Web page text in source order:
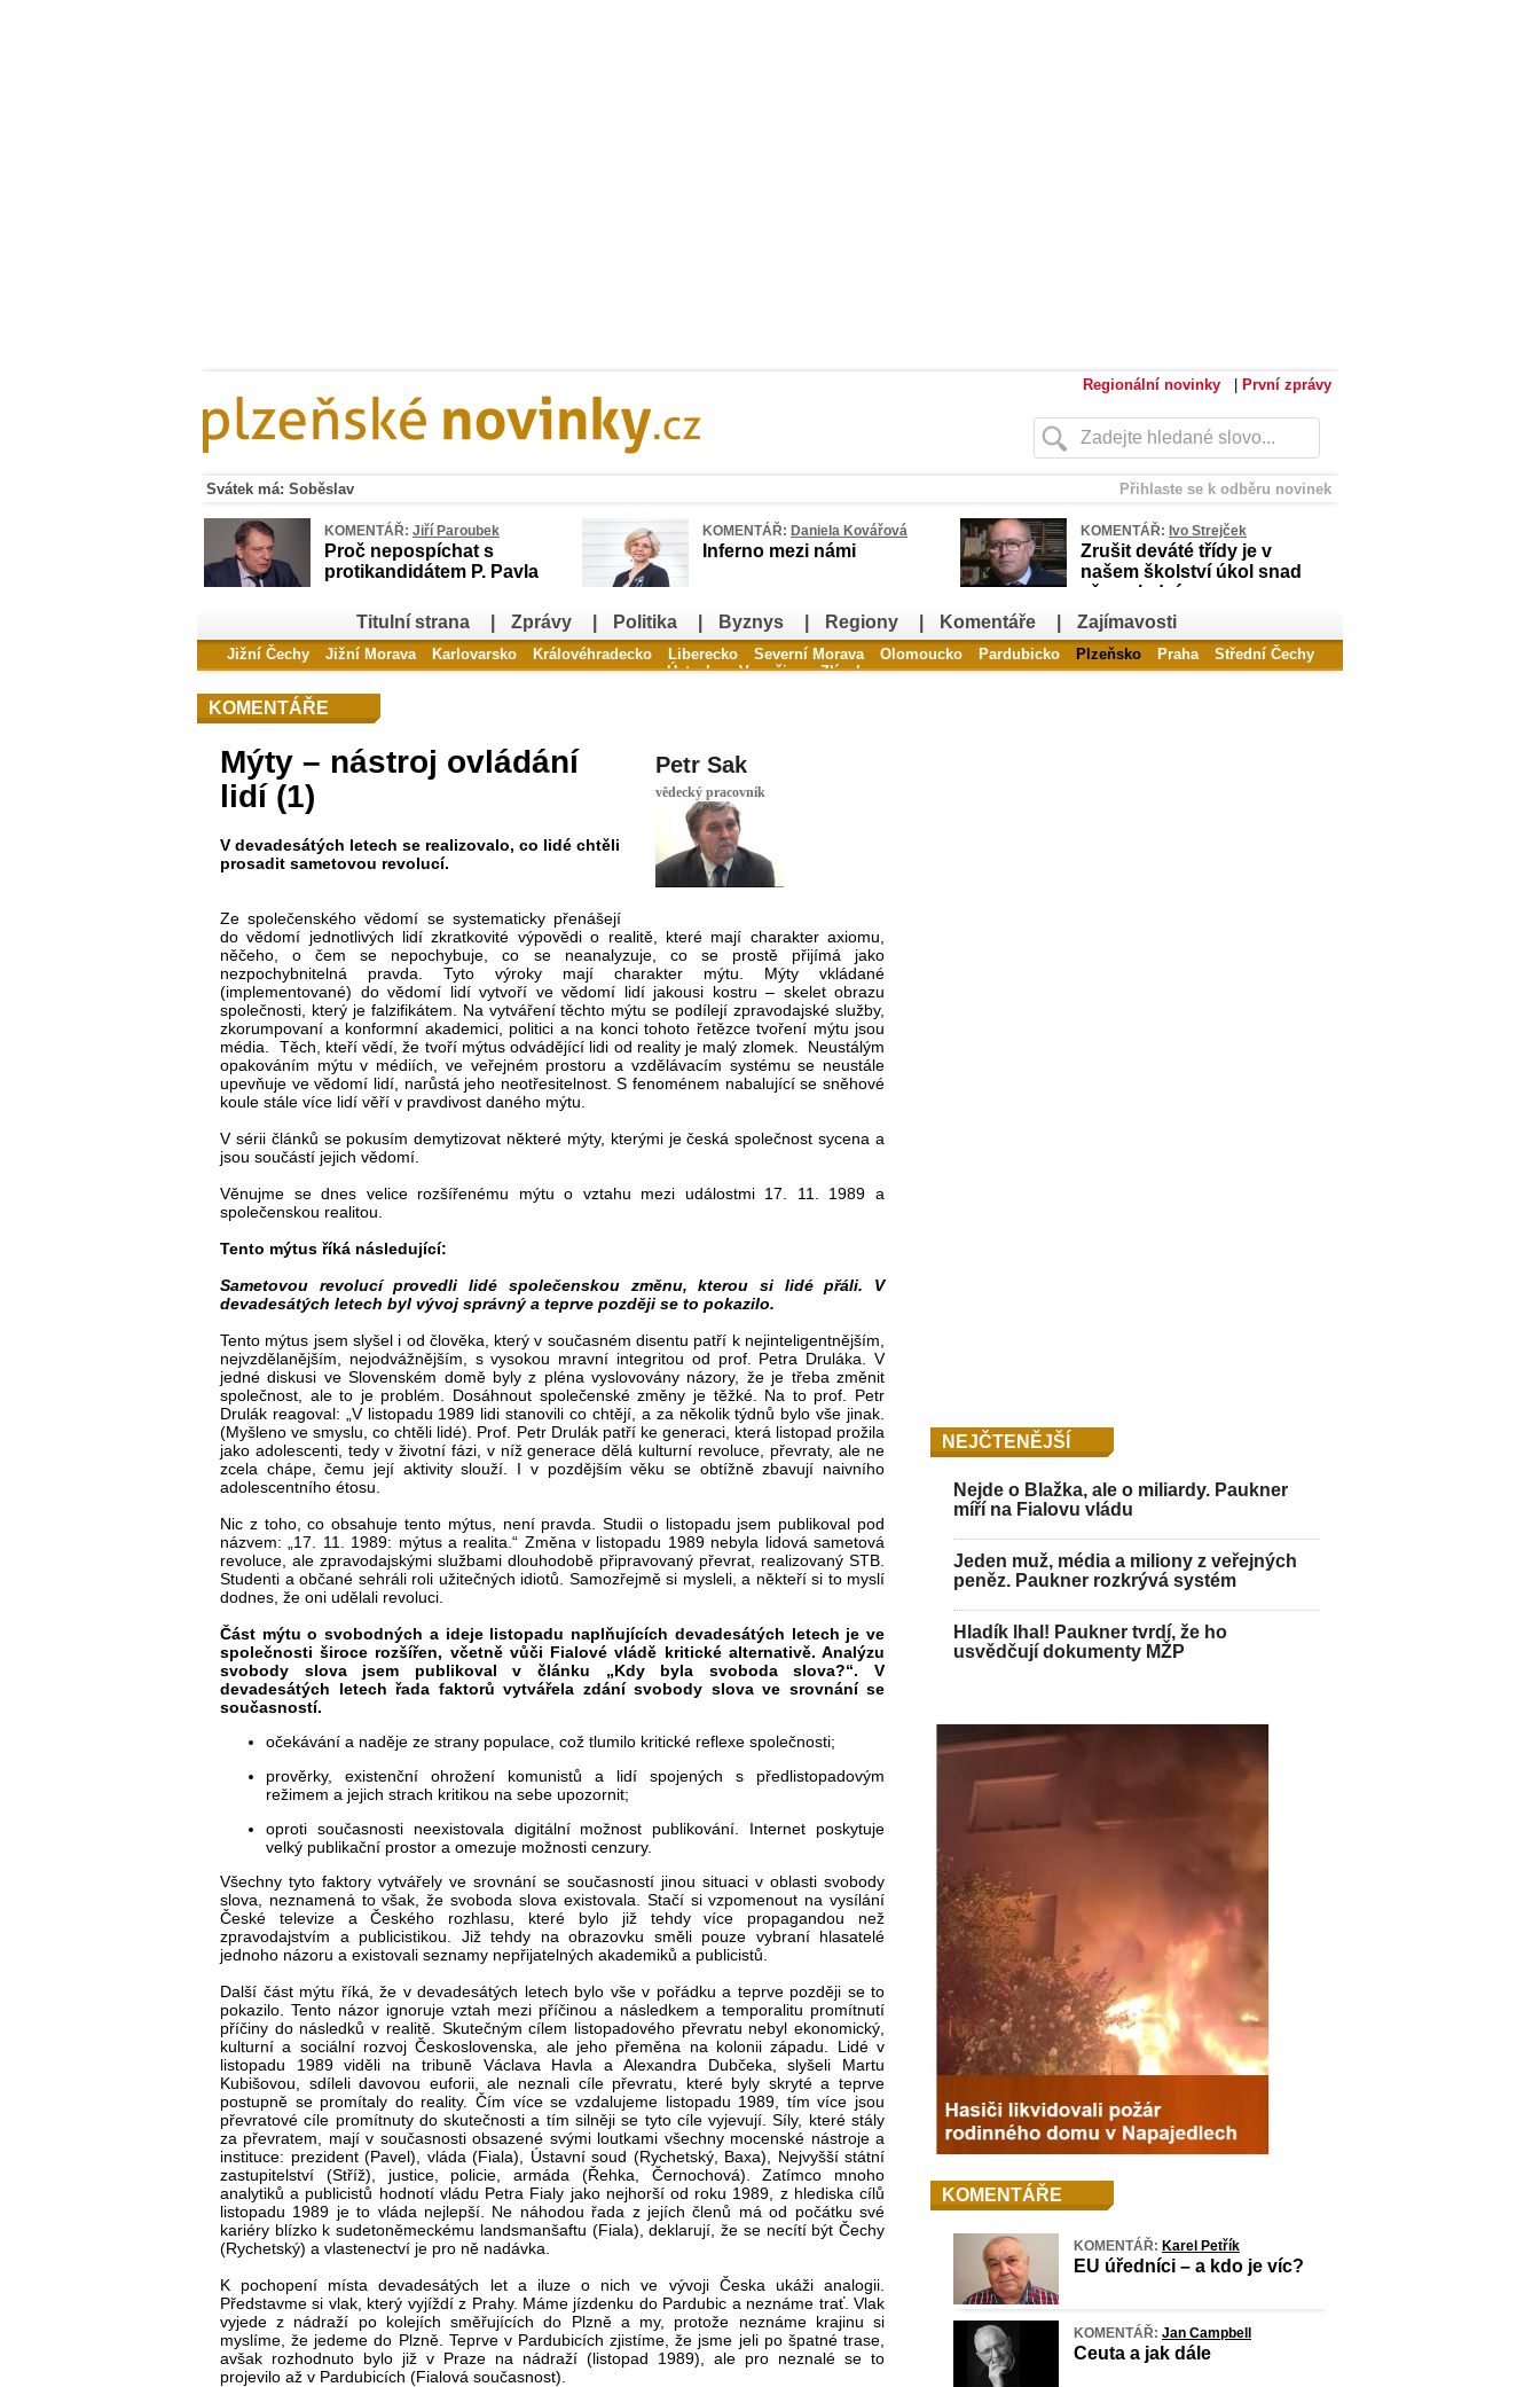
Regionální novinky První zprávy
Přihlaste se k odběru novinek
Svátek má: Soběslav
KOMENTÁŘ: Jiří Paroubek
Proč nepospíchat s
protikandidátem P. Pavla
KOMENTÁŘ: Daniela Kovářová
Inferno mezi námi
KOMENTÁŘ: Ivo Strejček
Zrušit deváté třídy je v
našem školství úkol snad
až poslední
Titulní strana
Zprávy Politika Byznys Regiony Komentáře Zajímavosti
Jižní Čechy Jižní Morava Karlovarsko Královéhradecko Liberecko Severní Morava Olomoucko Pardubicko Plzeňsko Praha
Střední Čechy
Ústecko
Vysočina Zlínsko
KOMENTÁŘE
Petr Sak
vědecký pracovník
Mýty – nástroj ovládání
lidí (1)
V devadesátých letech se realizovalo, co lidé chtěli
prosadit sametovou revolucí.
Ze společenského vědomí se systematicky přenášejí
do vědomí jednotlivých lidí zkratkovité výpovědi o realitě, které mají charakter axiomu,
něčeho, o čem se nepochybuje, co se neanalyzuje, co se prostě přijímá jako
nezpochybnitelná pravda. Tyto výroky mají charakter mýtu. Mýty vkládané
(implementované) do vědomí lidí vytvoří ve vědomí lidí jakousi kostru – skelet obrazu
společnosti, který je falzifikátem. Na vytváření těchto mýtu se podílejí zpravodajské služby,
zkorumpovaní a konformní akademici, politici a na konci tohoto řetězce tvoření mýtu jsou
média. Těch, kteří vědí, že tvoří mýtus odvádějící lidi od reality je malý zlomek. Neustálým
opakováním mýtu v médiích, ve veřejném prostoru a vzdělávacím systému se neustále
upevňuje ve vědomí lidí, narůstá jeho neotřesitelnost. S fenoménem nabalující se sněhové
koule stále více lidí věří v pravdivost daného mýtu.
V sérii článků se pokusím demytizovat některé mýty, kterými je česká společnost sycena a
jsou součástí jejich vědomí.
Věnujme se dnes velice rozšířenému mýtu o vztahu mezi událostmi 17. 11. 1989 a
společenskou realitou.
Tento mýtus říká následující:
Sametovou revolucí provedli lidé společenskou změnu, kterou si lidé přáli. V
devadesátých letech byl vývoj správný a teprve později se to pokazilo.
Tento mýtus jsem slyšel i od člověka, který v současném disentu patří k nejinteligentnějším,
nejvzdělanějším, nejodvážnějším, s vysokou mravní integritou od prof. Petra Druláka. V
jedné diskusi ve Slovenském domě byly z pléna vyslovovány názory, že je třeba změnit
společnost, ale to je problém. Dosáhnout společenské změny je těžké. Na to prof. Petr
Drulák reagoval: „V listopadu 1989 lidi stanovili co chtějí, a za několik týdnů bylo vše jinak.
(Myšleno ve smyslu, co chtěli lidé). Prof. Petr Drulák patří ke generaci, která listopad prožila
jako adolescenti, tedy v životní fázi, v níž generace dělá kulturní revoluce, převraty, ale ne
zcela chápe, čemu její aktivity slouží. I v pozdějším věku se obtížně zbavují naivního
adolescentního étosu.
Nic z toho, co obsahuje tento mýtus, není pravda. Studii o listopadu jsem publikoval pod
názvem: „17. 11. 1989: mýtus a realita.“ Změna v listopadu 1989 nebyla lidová sametová
revoluce, ale zpravodajskými službami dlouhodobě připravovaný převrat, realizovaný STB.
Studenti a občané sehráli roli užitečných idiotů. Samozřejmě si mysleli, a někteří si to myslí
dodnes, že oni udělali revoluci.
Část mýtu o svobodných a ideje listopadu naplňujících devadesátých letech je ve
společnosti široce rozšířen, včetně vůči Fialové vládě kritické alternativě. Analýzu
svobody slova jsem publikoval v článku „Kdy byla svoboda slova?“. V
devadesátých letech řada faktorů vytvářela zdání svobody slova ve srovnání se
současností.
očekávání a naděje ze strany populace, což tlumilo kritické reflexe společnosti;
prověrky, existenční ohrožení komunistů a lidí spojených s předlistopadovým
režimem a jejich strach kritikou na sebe upozornit;
oproti současnosti neexistovala digitální možnost publikování. Internet poskytuje
velký publikační prostor a omezuje možnosti cenzury.
Všechny tyto faktory vytvářely ve srovnání se současností jinou situaci v oblasti svobody
slova, neznamená to však, že svoboda slova existovala. Stačí si vzpomenout na vysílání
České televize a Českého rozhlasu, které bylo již tehdy více propagandou než
zpravodajstvím a publicistikou. Již tehdy na obrazovku směli pouze vybraní hlasatelé
jednoho názoru a existovali seznamy nepřijatelných akademiků a publicistů.
Další část mýtu říká, že v devadesátých letech bylo vše v pořádku a teprve později se to
pokazilo. Tento názor ignoruje vztah mezi příčinou a následkem a temporalitu promítnutí
příčiny do následků v realitě. Skutečným cílem listopadového převratu nebyl ekonomický,
kulturní a sociální rozvoj Československa, ale jeho přeměna na kolonii západu. Lidé v
listopadu 1989 viděli na tribuně Václava Havla a Alexandra Dubčeka, slyšeli Martu
Kubišovou, sdíleli davovou euforii, ale neznali cíle převratu, které byly skryté a teprve
postupně se promítaly do reality. Čím více se vzdalujeme listopadu 1989, tím více jsou
převratové cíle promítnuty do skutečnosti a tím silněji se tyto cíle vyjevují. Síly, které stály
za převratem, mají v současnosti obsazené svými loutkami všechny mocenské nástroje a
instituce: prezident (Pavel), vláda (Fiala), Ústavní soud (Rychetský, Baxa), Nejvyšší státní
zastupitelství (Stříž), justice, policie, armáda (Řehka, Černochová). Zatímco mnoho
analytiků a publicistů hodnotí vládu Petra Fialy jako nejhorší od roku 1989, z hlediska cílů
listopadu 1989 je to vláda nejlepší. Ne náhodou řada z jejích členů má od počátku své
kariéry blízko k sudetoněmeckému landsmanšaftu (Fiala), deklarují, že se necítí být Čechy
(Rychetský) a vlastenectví je pro ně nadávka.
K pochopení místa devadesátých let a iluze o nich ve vývoji Česka ukáži analogii.
Představme si vlak, který vyjíždí z Prahy. Máme jízdenku do Pardubic a neznáme trať. Vlak
vyjede z nádraží po kolejích směřujících do Plzně a my, protože neznáme krajinu si
myslíme, že jedeme do Plzně. Teprve v Pardubicích zjistíme, že jsme jeli po špatné trase,
avšak rozhodnuto bylo již v Praze na nádraží (listopad 1989), ale pro neznalé se to
projevilo až v Pardubicích (Fialová současnost).
NEJČTENĚJŠÍ
Nejde o Blažka, ale o miliardy. Paukner
míří na Fialovu vládu
Jeden muž, média a miliony z veřejných
peněz. Paukner rozkrývá systém
Hladík lhal! Paukner tvrdí, že ho
usvědčují dokumenty MŽP
KOMENTÁŘE
KOMENTÁŘ: Karel Petřík
EU úředníci – a kdo je víc?
KOMENTÁŘ: Jan Campbell
Ceuta a jak dále